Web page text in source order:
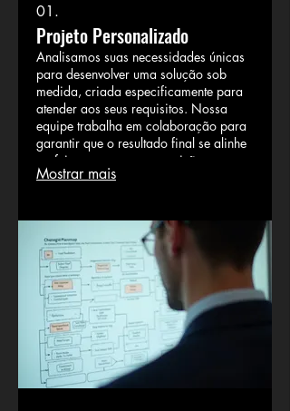
01.
Projeto Personalizado
Analisamos suas necessidades únicas
para desenvolver uma solução sob
medida, criada especificamente para
atender aos seus requisitos. Nossa
equipe trabalha em colaboração para
garantir que o resultado final se alinhe
perfeitamente com a sua visão e
objetivos, proporcionando resultados
Mostrar mais